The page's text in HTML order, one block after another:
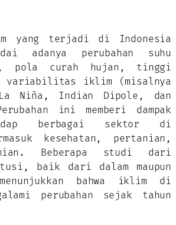
yang terjadi di Indonesia
adanya perubahan suhu
pola curah hujan, tinggi
variabilitas iklim (misalnya
Niña, Indian Dipole, dan
ini memberi dampak
berbagai sektor di
kesehatan, pertanian,
Beberapa studi dari
baik dari dalam maupun
bahwa iklim di
perubahan sejak tahun